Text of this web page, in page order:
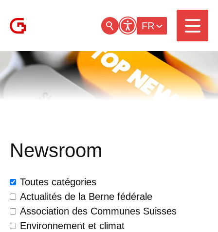
FR
Newsroom
Toutes catégories
Actualités de la Berne fédérale
Association des Communes Suisses
Environnement et climat